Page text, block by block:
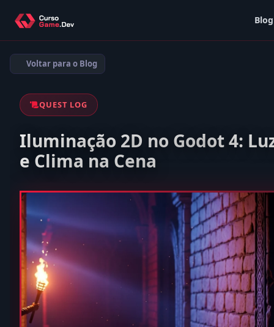
Blog
Voltar para o Blog
QUEST LOG
Iluminação 2D no Godot 4:
e Clima na Cena